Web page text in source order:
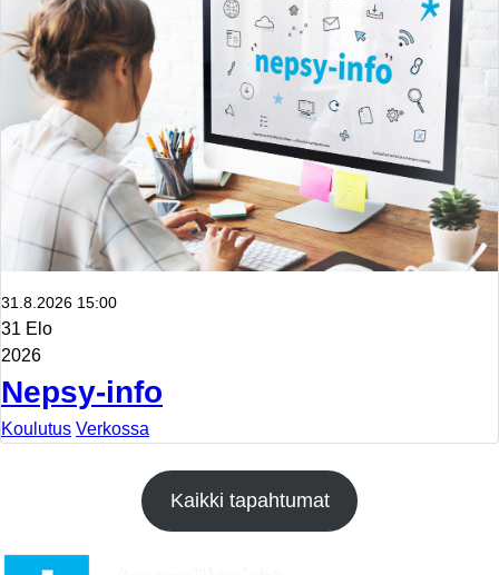
31.8.2026 15:00
31 Elo
2026
Nepsy-info
Koulutus Verkossa
Kaikki tapahtumat